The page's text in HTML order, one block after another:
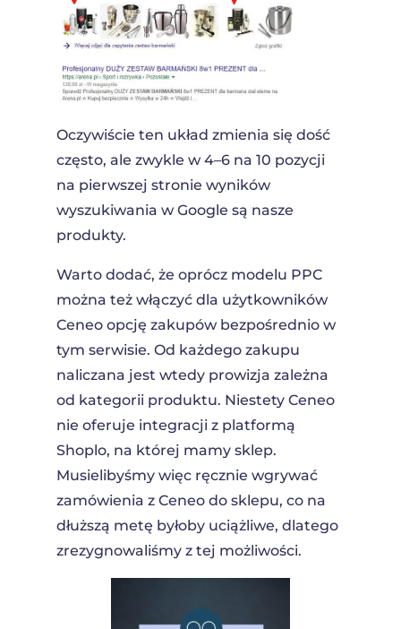
Oczywiście ten układ zmienia się dość
często, ale zwykle w 4–6 na 10 pozycji
na pierwszej stronie wyników
wyszukiwania w Google są nasze
produkty.
Warto dodać, że oprócz modelu PPC
można też włączyć dla użytkowników
Ceneo opcję zakupów bezpośrednio w
tym serwisie. Od każdego zakupu
naliczana jest wtedy prowizja zależna
od kategorii produktu. Niestety Ceneo
nie oferuje integracji z platformą
Shoplo, na której mamy sklep.
Musielibyśmy więc ręcznie wgrywać
zamówienia z Ceneo do sklepu, co na
dłuższą metę byłoby uciążliwe, dlatego
zrezygnowaliśmy z tej możliwości.